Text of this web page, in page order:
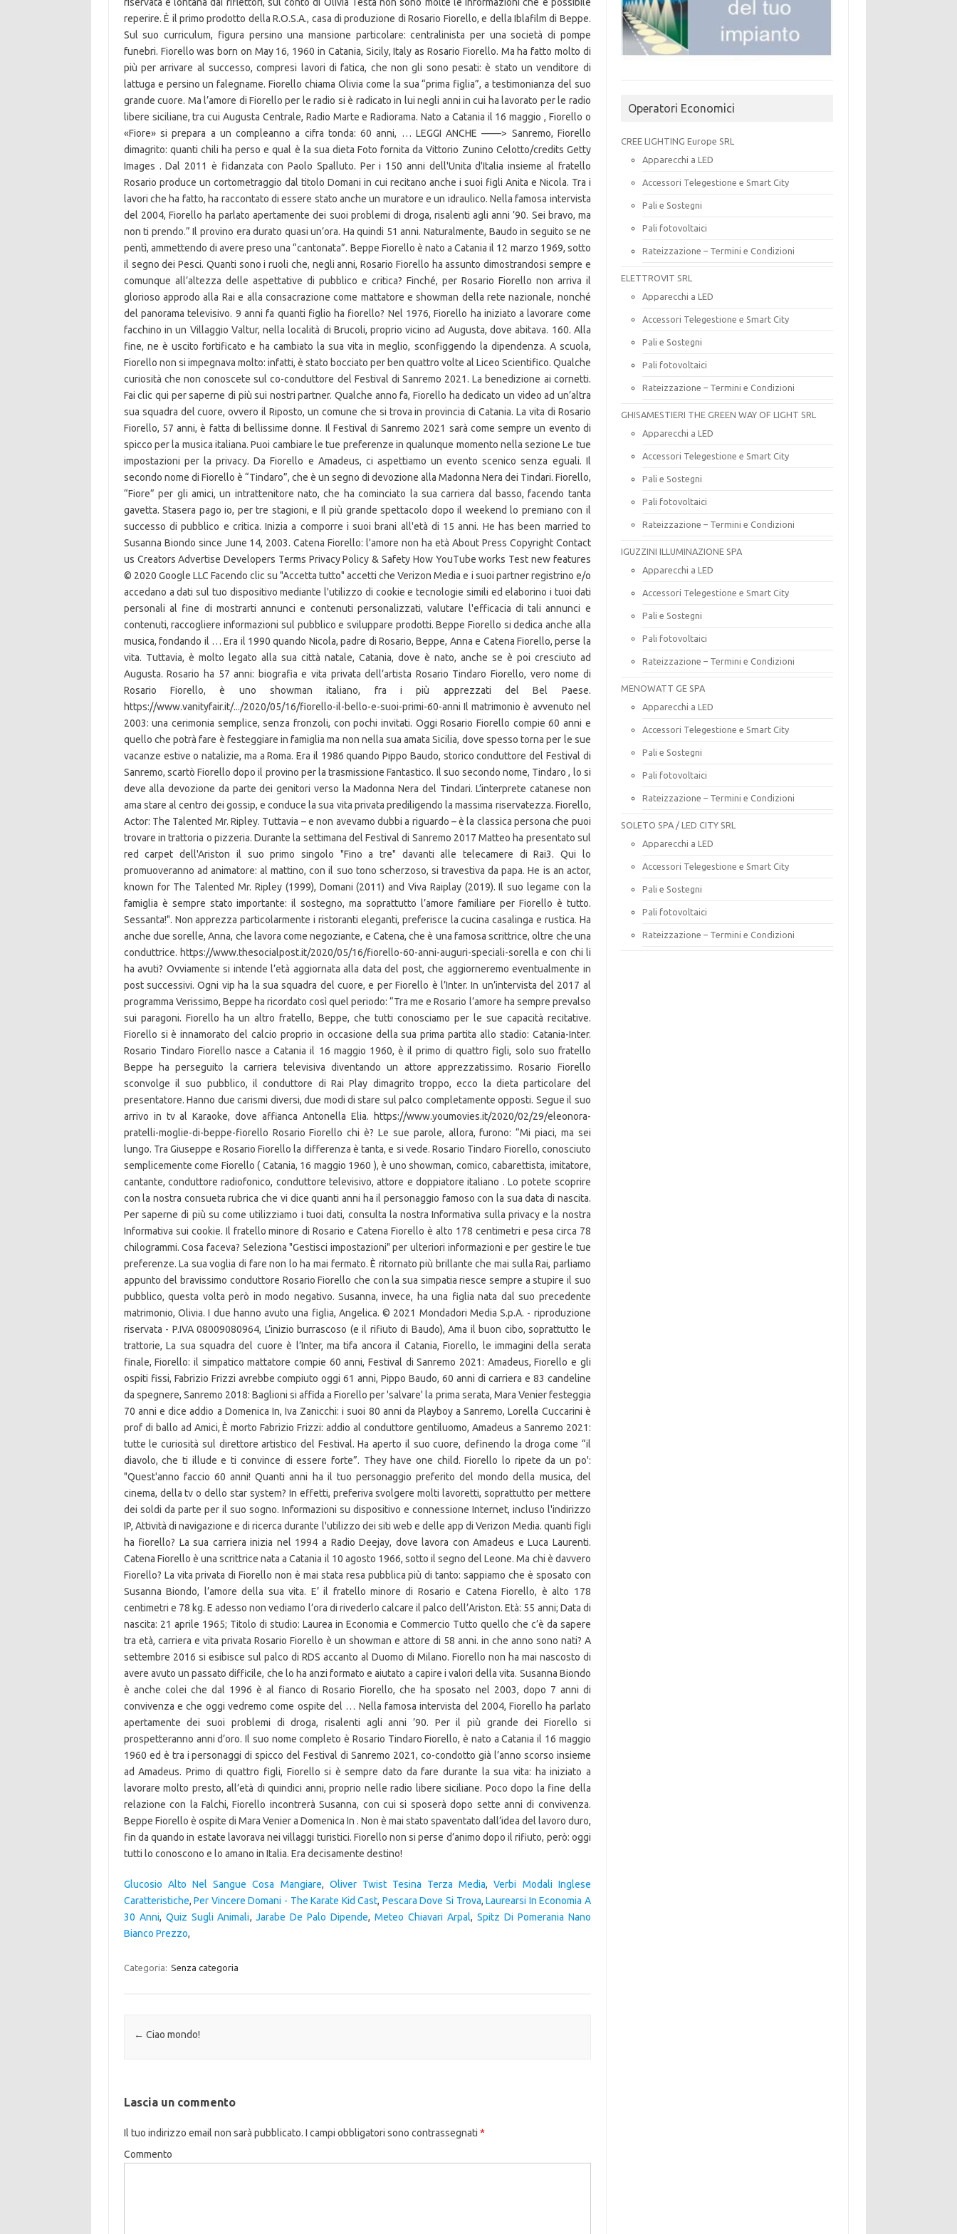
Glucosio Alto Nel Sangue Cosa Mangiare, Oliver Twist Tesina Terza Media,Verbi Modali Inglese
Caratteristiche,Per Vincere Domani - The Karate Kid Cast, Pescara Dove Si Trova,Laurearsi In Economia A
30 Anni, Quiz Sugli Animali,Jarabe De Palo Dipende,Meteo Chiavari Arpal, Spitz Di Pomerania Nano
Bianco Prezzo,
Categoria: Senza categoria
Navigazione articolo
← Ciao mondo!
Lascia un commento
Il tuo indirizzo email non sarà pubblicato. I campi obbligatori sono contrassegnati *
Commento
Operatori Economici
CREE LIGHTING Europe SRL
Apparecchi a LED
Accessori Telegestione e Smart City
Pali e Sostegni
Pali fotovoltaici
Rateizzazione – Termini e Condizioni
ELETTROVIT SRL
Apparecchi a LED
Accessori Telegestione e Smart City
Pali e Sostegni
Pali fotovoltaici
Rateizzazione – Termini e Condizioni
GHISAMESTIERI THE GREEN WAY OF LIGHT SRL
Apparecchi a LED
Accessori Telegestione e Smart City
Pali e Sostegni
Pali fotovoltaici
Rateizzazione – Termini e Condizioni
IGUZZINI ILLUMINAZIONE SPA
Apparecchi a LED
Accessori Telegestione e Smart City
Pali e Sostegni
Pali fotovoltaici
Rateizzazione – Termini e Condizioni
MENOWATT GE SPA
Apparecchi a LED
Accessori Telegestione e Smart City
Pali e Sostegni
Pali fotovoltaici
Rateizzazione – Termini e Condizioni
SOLETO SPA / LED CITY SRL
Apparecchi a LED
Accessori Telegestione e Smart City
Pali e Sostegni
Pali fotovoltaici
Rateizzazione – Termini e Condizioni